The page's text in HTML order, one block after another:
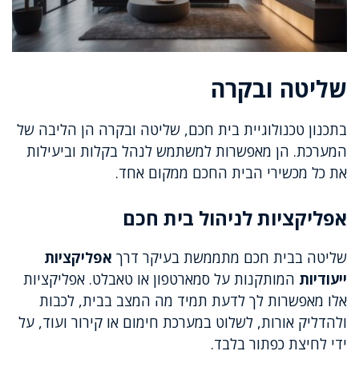
שליטה ובקרה
בתכנון טכנולוגיית בית חכם, שליטה ובקרה הן הליבה של
המערכת. הן מאפשרות למשתמש לנהל בקלות וביעילות
את כל מכשירי הבית החכם ממקום אחד.
אפליקציות לניהול בית חכם
שליטה בבית חכם מתממשת בעיקר דרך אפליקציות
ייעודיות המותקנות על סמארטפון או טאבלט. אפליקציות
אלו מאפשרות לך לדעת תמיד מה המצב בבית, לכבות
ולהדליק אורות, לשלוט במערכת חימום או קירור ועוד, על
ידי לחיצת כפתור בלבד.